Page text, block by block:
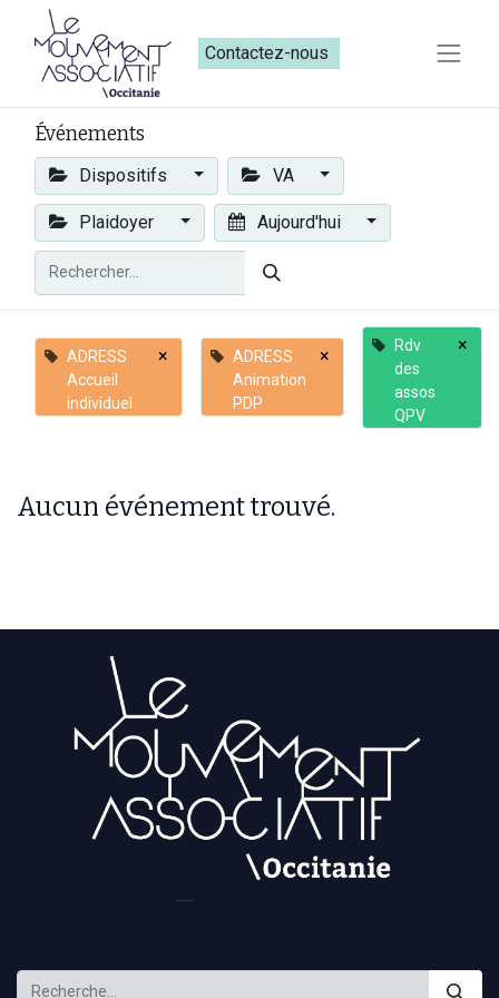
Contactez-nous​​
Événements
Dispositifs VA
Plaidoyer Aujourd'hui
ADRESS
Accueil
individuel
×
ADRESS
Animation
PDP
×
Rdv
des
assos
QPV
×
Aucun événement trouvé.